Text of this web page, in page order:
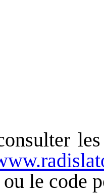
le code